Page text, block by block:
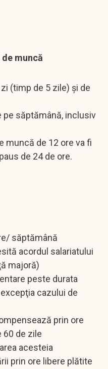
muncă
(timp de 5 zile) şi de
pe săptămână, inclusiv
muncă de 12 ore va fi
de 24 de ore.
săptămână
acordul salariatului
majoră)
peste durata
cazului de
prin ore
60 de zile
acesteia
prin ore libere plătite